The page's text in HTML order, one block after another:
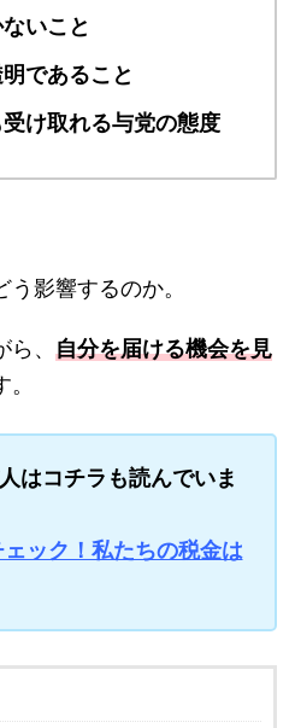
いこと
であること
け取れる与党の態度
影響するのか。
、 自分を届ける機会を見
はコチラも読んでいま
ック！私たちの税金は